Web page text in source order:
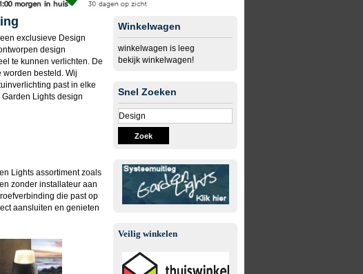
exclusieve Design
design
te kunnen verlichten. De
besteld. Wij
past in elke
Lights design
Lights assortiment zoals
zonder installateur aan
die past op
aansluiten en genieten
Winkelwagen
winkelwagen is leeg
bekijk winkelwagen!
Snel Zoeken
Zoek
Veilig winkelen